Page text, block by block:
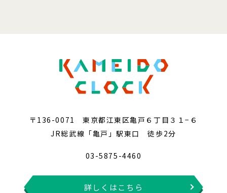
〒136-0071 東京都江東区亀戸６丁目３１−６
JR総武線「亀戸」駅東口 徒歩2分
03-5875-4460
詳しくはこちら